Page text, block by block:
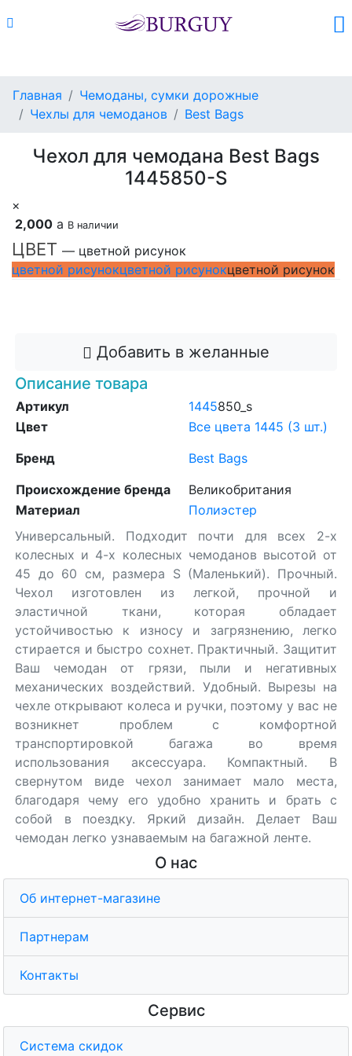
Главная
Чемоданы, сумки дорожные
Чехлы для чемоданов
Best Bags
Чехол для чемодана Best Bags
1445850-S
×
2,000 a В наличии
ЦВЕТ — цветной рисунок
цветной рисунокцветной рисунокцветной рисунок
Добавить в желанные
Описание товара
Артикул 1445850_s
Цвет
Все цвета 1445 (3 шт.)
Бренд
Best Bags
Происхождение бренда
Великобритания
Материал
Полиэстер
Универсальный. Подходит почти для всех 2-х
колесных и 4-х колесных чемоданов высотой от
45 до 60 см, размера S (Маленький). Прочный.
Чехол изготовлен из легкой, прочной и
эластичной ткани, которая обладает
устойчивостью к износу и загрязнению, легко
стирается и быстро сохнет. Практичный. Защитит
Ваш чемодан от грязи, пыли и негативных
механических воздействий. Удобный. Вырезы на
чехле открывают колеса и ручки, поэтому у вас не
возникнет проблем с комфортной
транспортировкой багажа во время
использования аксессуара. Компактный. В
свернутом виде чехол занимает мало места,
благодаря чему его удобно хранить и брать с
собой в поездку. Яркий дизайн. Делает Ваш
чемодан легко узнаваемым на багажной ленте.
О нас
Об интернет-магазине
Партнерам
Контакты
Сервис
Система скидок